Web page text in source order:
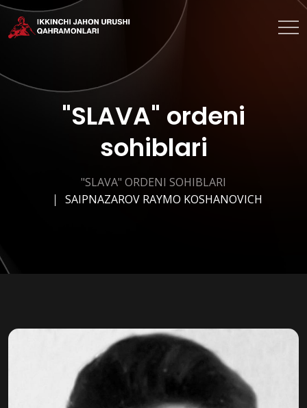
"SLAVA" ordeni
sohiblari
"SLAVA" ORDENI SOHIBLARI
SAIPNAZAROV RAYMO KOSHANOVICH